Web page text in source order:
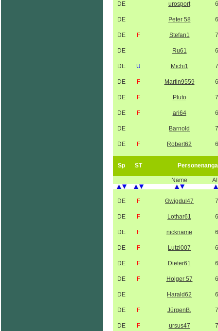
DE urosport
DE Peter 58
DE F Stefan1
DE Ru61
DE U Michi1
DE F Martin9559
DE F Pluto
DE F ari64
DE Barnold
DE F Robert62
Sp ST
Name
DE F Gwigdul47
DE F Lothar61
DE F nickname
DE F Lutzi007
DE F Dieter61
DE F Holger 57
DE Harald62
DE F JürgenB.
DE F ursus47